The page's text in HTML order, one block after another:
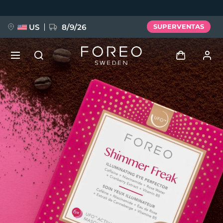
US 8/9/26 SUPERVENTAS
Iniciar sesión
Perfil de usuario
Mis dispositivos
Mis pedidos
Mis direcciones
Mis suscripciones
NUEVO
FAQ™ Pure Beauty-Tech Elixir
BREAKING NEWS
issa™ Teeth Whitening Set
Idioma
English Deutsch
Español
Français
Italiano
Português
Polski
Svenska
Русский
简体中文 繁體中文